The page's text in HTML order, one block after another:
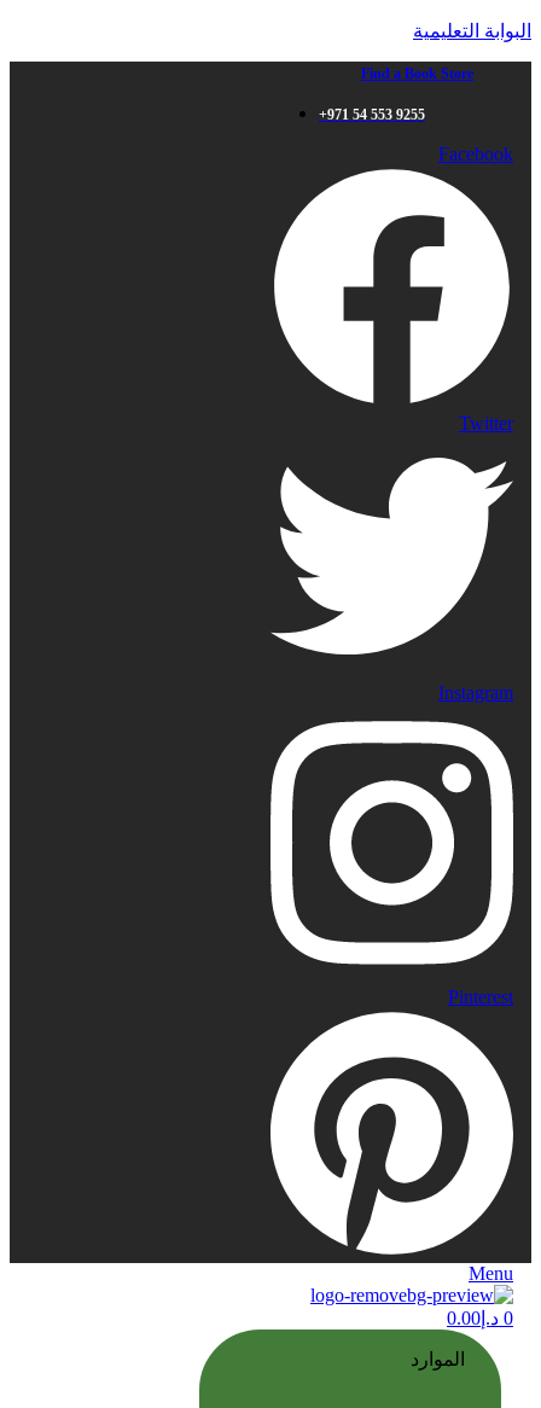
البوابة التعليمية
Find a Book Store
+971 54 553 9255
Facebook
Twitter
Instagram
Pinterest
Menu
0 د.إ 0.00
الموارد